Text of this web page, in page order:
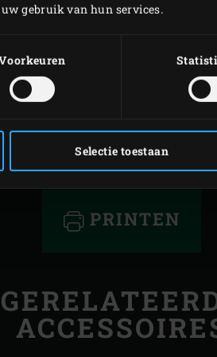
gebruik van hun services.
Selectie toestaan
PRINTEN